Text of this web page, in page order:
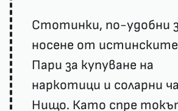
Стотинки, по-удобни
носене от
Пари за купуване на
наркотици и соларни
Нищо. Като спре